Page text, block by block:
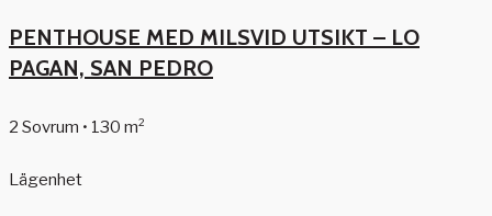
PENTHOUSE MED MILSVID UTSIKT – LO
PAGAN, SAN PEDRO
2 Sovrum • 130 m²
Lägenhet